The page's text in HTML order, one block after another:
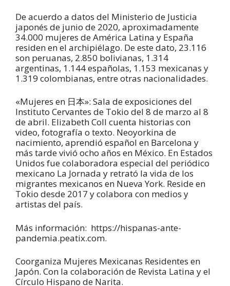
De acuerdo a datos del Ministerio de Justicia
japonés de junio de 2020, aproximadamente
34.000 mujeres de América Latina y España
residen en el archipiélago. De este dato, 23.116
son peruanas, 2.850 bolivianas, 1.314
argentinas, 1.144 españolas, 1.153 mexicanas y
1.319 colombianas, entre otras nacionalidades.
«Mujeres en 日本»: Sala de exposiciones del
Instituto Cervantes de Tokio del 8 de marzo al 8
de abril. Elizabeth Coll cuenta historias con
video, fotografía o texto. Neoyorkina de
nacimiento, aprendió español en Barcelona y
más tarde vivió ocho años en México. En Estados
Unidos fue colaboradora especial del periódico
mexicano La Jornada y retrató la vida de los
migrantes mexicanos en Nueva York. Reside en
Tokio desde 2017 y colabora con medios y
artistas del país.
Más información: https://hispanas-ante-
pandemia.peatix.com.
Coorganiza Mujeres Mexicanas Residentes en
Japón. Con la colaboración de Revista Latina y el
Círculo Hispano de Narita.